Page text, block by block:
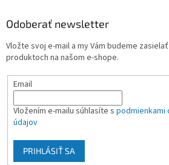
Odoberať newsletter
Vložte svoj e-mail a my Vám budeme
produktoch na našom e-shope.
Email
Vložením e-mailu súhlasíte s podmienkami
údajov
PRIHLÁSIŤ SA